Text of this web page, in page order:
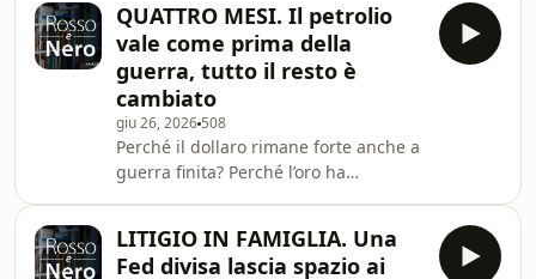
forza chiudersi con un compromesso.
Il renminbi, nonostante i problemi
cinesi, rimane strutturalmente la
valuta più forte.
QUATTRO MESI. Il petrolio
vale come prima della
guerra, tutto il resto è
cambiato
giu 26, 2026 508
Perché il dollaro rimane forte anche a
guerra finita? Perché l’oro ha
proprio adesso? E’ tempo di rotazioni,
in attesa di capire meglio quello che
LITIGIO IN FAMIGLIA. Una
Fed divisa lascia spazio ai